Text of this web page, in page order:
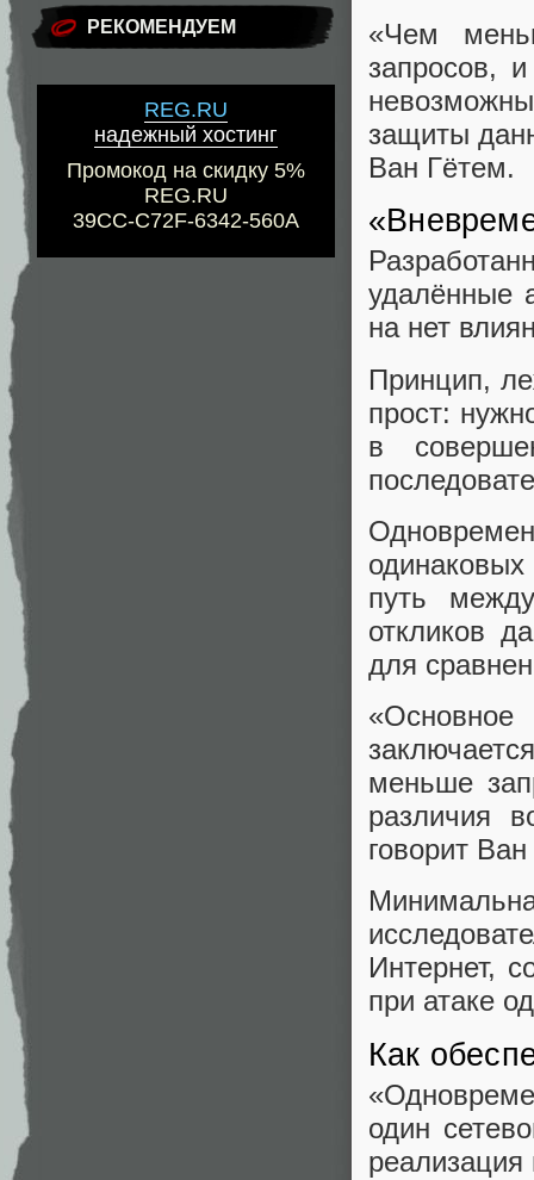
РЕКОМЕНДУЕМ
REG.RU
надежный хостинг
Промокод на скидку 5%
REG.RU
39CC-C72F-6342-560A
«Чем
запросов,
защиты
Ван Гётем.
удалённые
на нет
Принцип,
прост:
в
одинаковых
путь
откликов
для
«Основное
меньше
различия
говорит
Интернет,
при атаке
Как
один
реализация